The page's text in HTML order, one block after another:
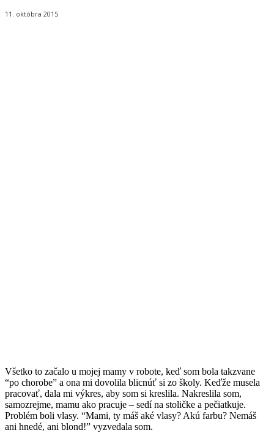
11. októbra 2015
Všetko to začalo u mojej mamy v robote, keď som bola takzvane
“po chorobe” a ona mi dovolila blicnúť si zo školy. Keďže musela
pracovať, dala mi výkres, aby som si kreslila. Nakreslila som,
samozrejme, mamu ako pracuje – sedí na stoličke a pečiatkuje.
Problém boli vlasy. “Mami, ty máš aké vlasy? Akú farbu? Nemáš
ani hnedé, ani blond!” vyzvedala som.